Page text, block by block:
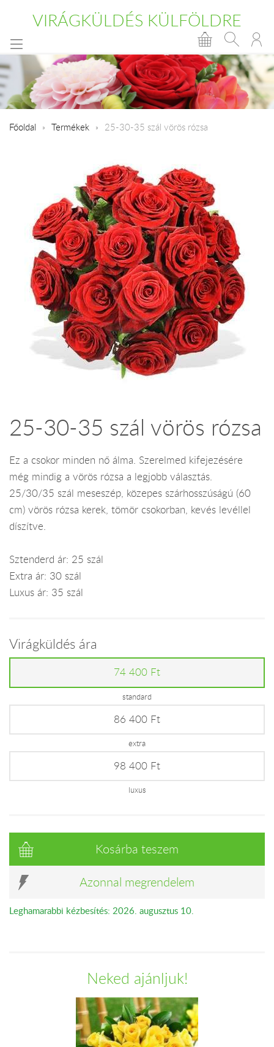
VIRÁGKÜLDÉS KÜLFÖLDRE
Főoldal Termékek 25-30-35 szál vörös rózsa
25-30-35 szál vörös rózsa
Ez a csokor minden nő álma. Szerelmed kifejezésére
még mindig a vörös rózsa a legjobb választás.
25/30/35 szál meseszép, közepes szárhosszúságú (60
cm) vörös rózsa kerek, tömör csokorban, kevés levéllel
díszítve.
Sztenderd ár: 25 szál
Extra ár: 30 szál
Luxus ár: 35 szál
Virágküldés ára
74 400 Ft
standard
86 400 Ft
extra
98 400 Ft
luxus
Kosárba teszem
Azonnal megrendelem
Leghamarabbi kézbesítés: 2026. augusztus 10.
Neked ajánljuk!